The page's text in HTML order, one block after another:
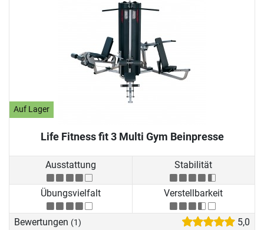
Auf Lager
Life Fitness fit 3 Multi Gym Beinpresse
Ausstattung Stabilität
Übungsvielfalt Verstellbarkeit
Bewertungen (1) 5,0